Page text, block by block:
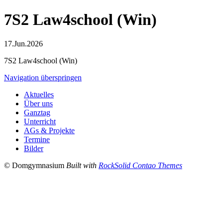
7S2 Law4school (Win)
17.Jun.2026
7S2 Law4school (Win)
Navigation überspringen
Aktuelles
Über uns
Ganztag
Unterricht
AGs & Projekte
Termine
Bilder
© Domgymnasium Built with RockSolid Contao Themes